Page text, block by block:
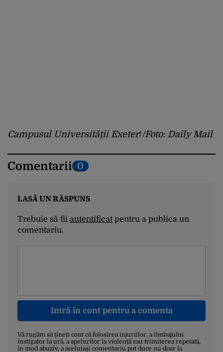
Campusul Universității Exeter//Foto: Daily Mail
Comentarii 0
LASĂ UN RĂSPUNS
Trebuie să fii autentificatpentru a publica un
comentariu.
Intră în cont pentru a comenta
Vă rugăm să țineți cont că folosirea injuriilor, a limbajului
instigator la ură, a apelurilor la violență sau trimiterea repetată,
în mod abuziv, a aceluiași comentariu pot duce nu doar la